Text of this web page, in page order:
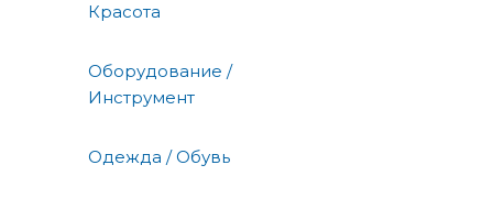
Красота
Оборудование /
Инструмент
Одежда / Обувь